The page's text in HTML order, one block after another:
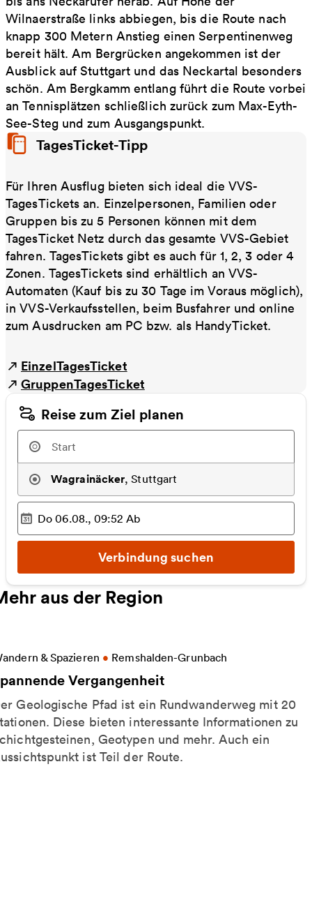
Wilnaerstraße links abbiegen, bis die Route nach
knapp 300 Metern Anstieg einen Serpentinenweg
bereit hält. Am Bergrücken angekommen ist der
Ausblick auf Stuttgart und das Neckartal besonders
schön. Am Bergkamm entlang führt die Route vorbei
an Tennisplätzen schließlich zurück zum Max-Eyth-
See-Steg und zum Ausgangspunkt.
TagesTicket-Tipp
Für Ihren Ausflug bieten sich ideal die VVS-
TagesTickets an. Einzelpersonen, Familien oder
Gruppen bis zu 5 Personen können mit dem
TagesTicket Netz durch das gesamte VVS-Gebiet
fahren. TagesTickets gibt es auch für 1, 2, 3 oder 4
Zonen. TagesTickets sind erhältlich an VVS-
Automaten (Kauf bis zu 30 Tage im Voraus möglich),
in VVS-Verkaufsstellen, beim Busfahrer und online
zum Ausdrucken am PC bzw. als HandyTicket.
EinzelTagesTicket
GruppenTagesTicket
Reise zum Ziel planen
Wagrainäcker,Stuttgart
Ausgewählter Zeitpunkt
Do 06.08., 09:52 Ab
Verbindung suchen
aus der Region
& Spazieren • Remshalden-Grunbach
Vergangenheit
Geologische Pfad ist ein Rundwanderweg mit 20
Diese bieten interessante Informationen zu
Geotypen und mehr. Auch ein
ist Teil der Route.
Informationen zu Spannende Vergangenheit